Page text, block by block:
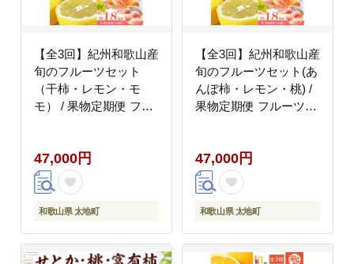
【全3回】紀州和歌山産
旬のフルーツセット
（干柿・レモン・モ
モ） / 果物定期便 フル
き 柿 もも モモ 桃
【tkb390】
47,000円
和歌山県 太地町
【全3回】紀州和歌山産
旬のフルーツセット(あ
んぽ柿・レモン・桃) /
果物定期便 フルーツ定
もも モモ 桃
【tkb391】
47,000円
和歌山県 太地町